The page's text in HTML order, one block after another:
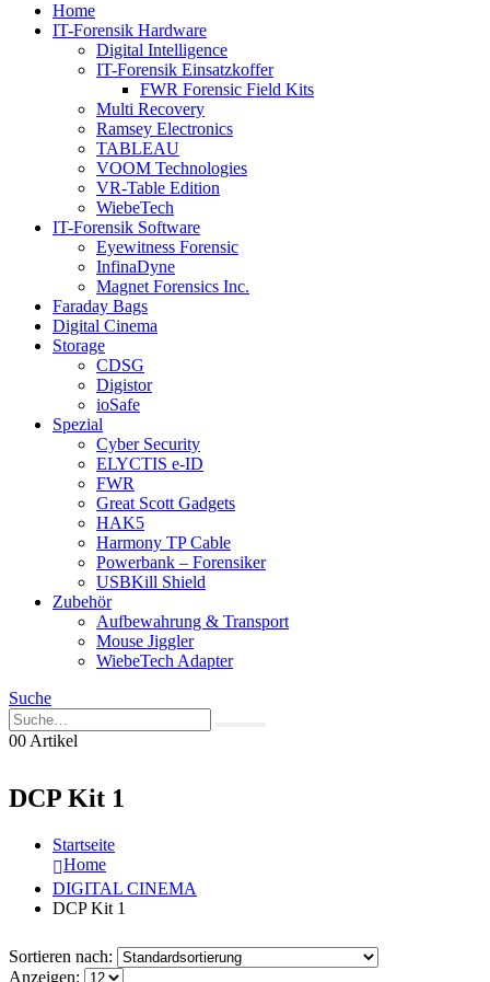
Home
IT-Forensik Hardware
Digital Intelligence
IT-Forensik Einsatzkoffer
FWR Forensic Field Kits
Multi Recovery
Ramsey Electronics
TABLEAU
VOOM Technologies
VR-Table Edition
WiebeTech
IT-Forensik Software
Eyewitness Forensic
InfinaDyne
Magnet Forensics Inc.
Faraday Bags
Digital Cinema
Storage
CDSG
Digistor
ioSafe
Spezial
Cyber Security
ELYCTIS e-ID
FWR
Great Scott Gadgets
HAK5
Harmony TP Cable
Powerbank – Forensiker
USBKill Shield
Zubehör
Aufbewahrung & Transport
Mouse Jiggler
WiebeTech Adapter
Suche
00 Artikel
DCP Kit 1
Startseite
Home
DIGITAL CINEMA
DCP Kit 1
Sortieren nach:
Anzeigen: